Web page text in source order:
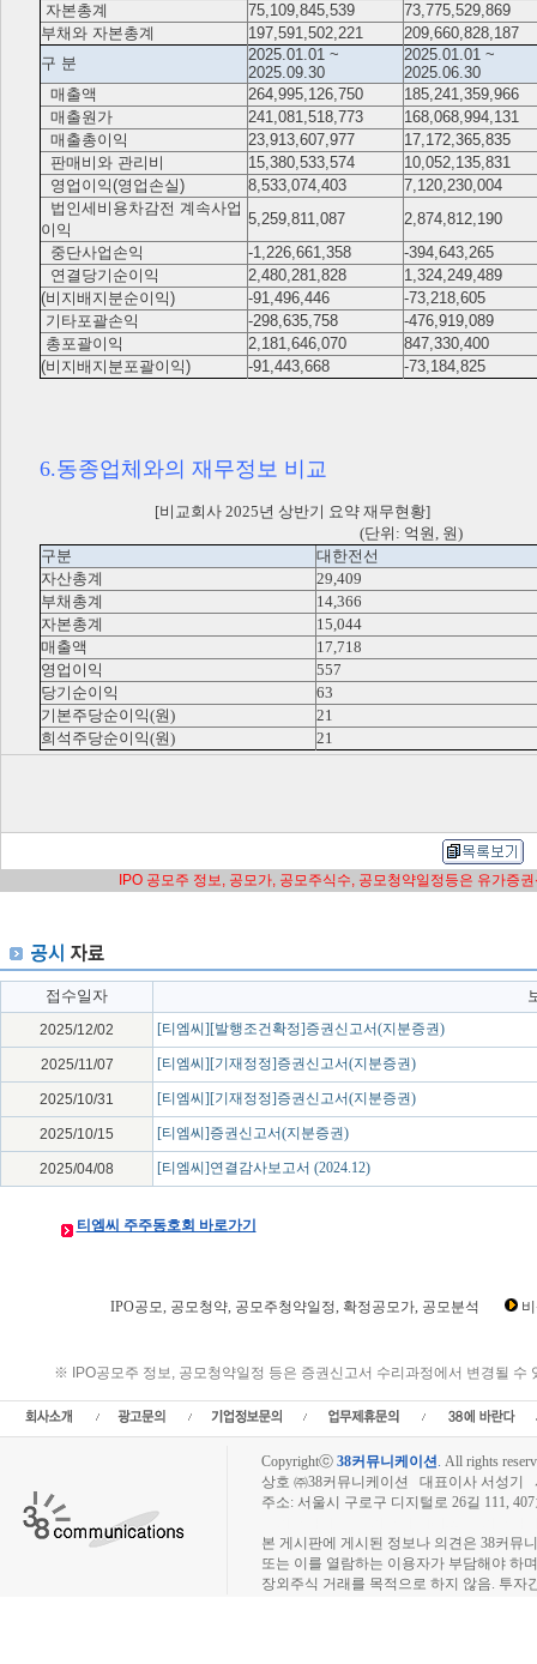
자본총계
75,109,845,539
73,775,529,869
부채와 자본총계
197,591,502,221
209,660,828,187
구 분
2025.01.01 ~
2025.01.01 ~
2025.09.30
2025.06.30
매출액
264,995,126,750
185,241,359,966
매출원가
241,081,518,773
168,068,994,131
매출총이익
23,913,607,977
17,172,365,835
판매비와 관리비
15,380,533,574
10,052,135,831
영업이익(영업손실)
8,533,074,403
7,120,230,004
법인세비용차감전 계속사업
이익
5,259,811,087
2,874,812,190
중단사업손익
-1,226,661,358
-394,643,265
연결당기순이익
2,480,281,828
1,324,249,489
(비지배지분순이익)
-91,496,446
-73,218,605
기타포괄손익
-298,635,758
-476,919,089
총포괄이익
2,181,646,070
847,330,400
(비지배지분포괄이익)
-91,443,668 -73,184,825
6.동종업체와의 재무정보 비교
[비교회사 2025년 상반기 요약 재무현황]
(단위: 억원, 원)
구분
대한전선
자산총계
29,409
부채총계
14,366
자본총계
15,044
매출액
17,718
영업이익
557
당기순이익
63
기본주당순이익(원)
21
희석주당순이익(원)
21
IPO 공모주 정보, 공모가, 공모주식수, 공모청약일정등은 유가증
접수일자
2025/12/02 [티엠씨][발행조건확정]증권신고서(지분증권)
2025/11/07 [티엠씨][기재정정]증권신고서(지분증권)
2025/10/31 [티엠씨][기재정정]증권신고서(지분증권)
2025/10/15 [티엠씨]증권신고서(지분증권)
2025/04/08 [티엠씨]연결감사보고서 (2024.12)
티엠씨 주주동호회 바로가기
IPO공모, 공모청약, 공모주청약일정, 확정공모가, 공모분석
※ IPO공모주 정보, 공모청약일정 등은 증권신고서 수리과정에서 변경될
Copyrightⓒ 38커뮤니케이션. All rights
상호 ㈜38커뮤니케이션 대표이사 서성기
주소: 서울시 구로구 디지털로 26길 111,
본 게시판에 게시된 정보나 의견은 38커뮤
또는 이를 열람하는 이용자가 부담해야 하
장외주식 거래를 목적으로 하지 않음. 투